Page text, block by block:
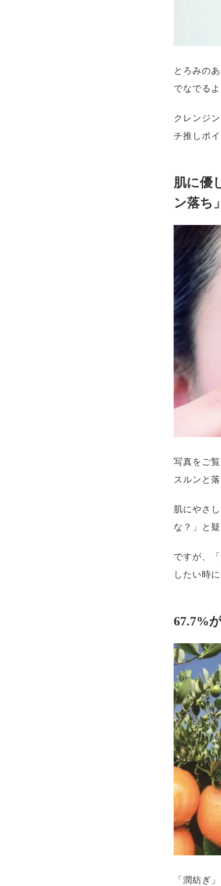
とろみの
でなでる
クレンジ
チ推しポ
肌に優
ン落ち
写真をご
スルンと
肌にやさ
な？」と
ですが、
したい時
67.7%
「潤紡ぎ